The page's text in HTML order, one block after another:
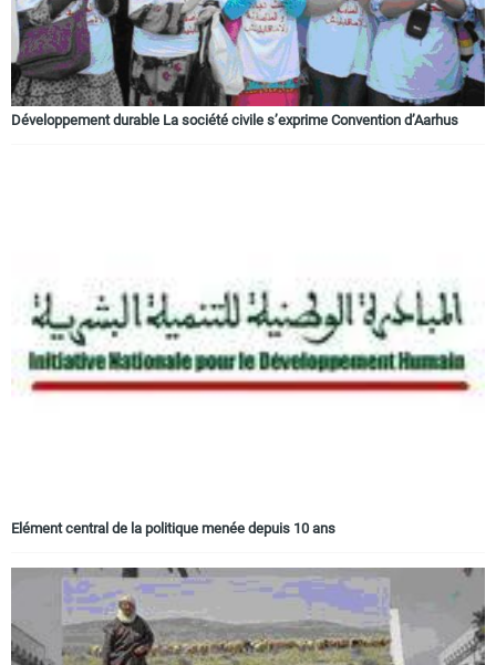
Développement durable La société civile s’exprime Convention d’Aarhus
Elément central de la politique menée depuis 10 ans